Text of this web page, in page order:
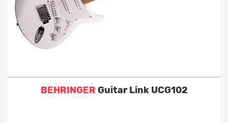
BEHRINGER Guitar Link UCG102